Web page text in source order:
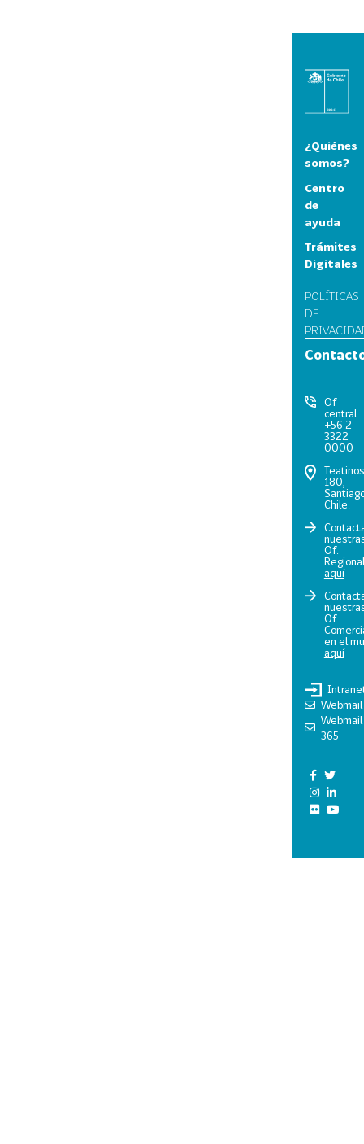
¿Quiénes
somos?
Centro
de
ayuda
Trámites
Digitales
POLÍTICAS
DE
Of
central
+56 2
3322
0000
Teatinos
180,
Chile.
Of.
aquí
Of.
en el
aquí
Webmail
Webmail
365